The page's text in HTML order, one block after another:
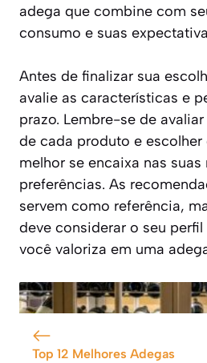
adega que combine com
consumo e suas
Antes de finalizar sua
avalie as características e
prazo. Lembre-se de
de cada produto e
melhor se encaixa nas
preferências. As
servem como referência,
deve considerar o seu
você valoriza em uma
Top 12 Melhores Adegas